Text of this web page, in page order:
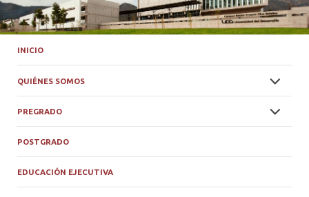
INICIO
QUIÉNES SOMOS
PREGRADO
POSTGRADO
EDUCACIÓN EJECUTIVA